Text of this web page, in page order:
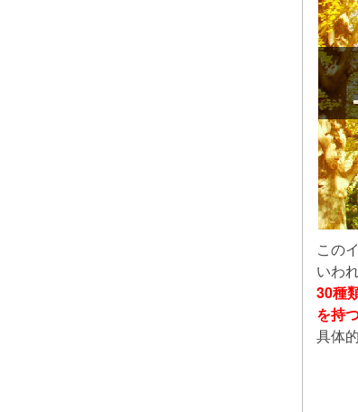
この
いわ
30種
を持
具体